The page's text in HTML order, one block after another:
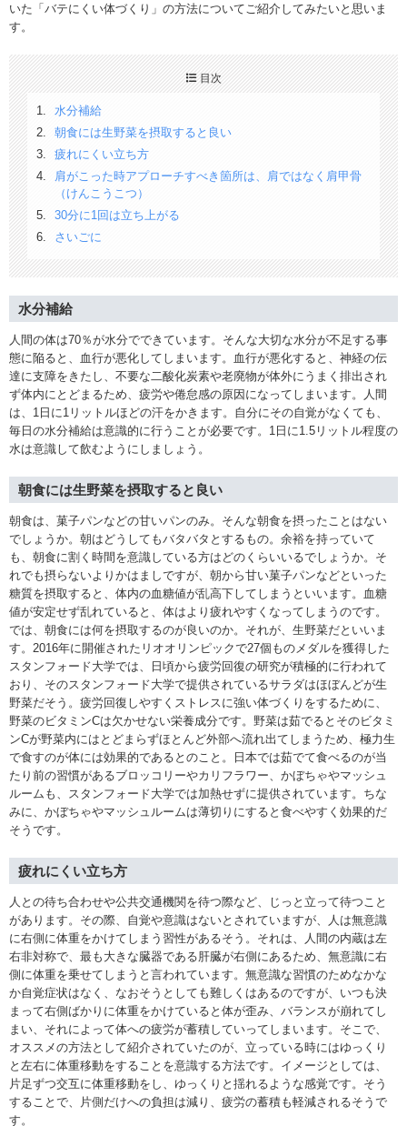
いた「バテにくい体づくり」の方法についてご紹介してみたいと思いま
す。
目次
水分補給
朝食には生野菜を摂取すると良い
疲れにくい立ち方
肩がこった時アプローチすべき箇所は、肩ではなく肩甲骨
（けんこうこつ）
30分に1回は立ち上がる
さいごに
水分補給
人間の体は70％が水分でできています。そんな大切な水分が不足する事
態に陥ると、血行が悪化してしまいます。血行が悪化すると、神経の伝
達に支障をきたし、不要な二酸化炭素や老廃物が体外にうまく排出され
ず体内にとどまるため、疲労や倦怠感の原因になってしまいます。人間
は、1日に1リットルほどの汗をかきます。自分にその自覚がなくても、
毎日の水分補給は意識的に行うことが必要です。1日に1.5リットル程度の
水は意識して飲むようにしましょう。
朝食には生野菜を摂取すると良い
朝食は、菓子パンなどの甘いパンのみ。そんな朝食を摂ったことはない
でしょうか。朝はどうしてもバタバタとするもの。余裕を持っていて
も、朝食に割く時間を意識している方はどのくらいいるでしょうか。そ
れでも摂らないよりかはましですが、朝から甘い菓子パンなどといった
糖質を摂取すると、体内の血糖値が乱高下してしまうといいます。血糖
値が安定せず乱れていると、体はより疲れやすくなってしまうのです。
では、朝食には何を摂取するのが良いのか。それが、生野菜だといいま
す。2016年に開催されたリオオリンピックで27個ものメダルを獲得した
スタンフォード大学では、日頃から疲労回復の研究が積極的に行われて
おり、そのスタンフォード大学で提供されているサラダはほぼんどが生
野菜だそう。疲労回復しやすくストレスに強い体づくりをするために、
野菜のビタミンCは欠かせない栄養成分です。野菜は茹でるとそのビタミ
ンCが野菜内にはとどまらずほとんど外部へ流れ出てしまうため、極力生
で食すのが体には効果的であるとのこと。日本では茹でて食べるのが当
たり前の習慣があるブロッコリーやカリフラワー、かぼちゃやマッシュ
ルームも、スタンフォード大学では加熱せずに提供されています。ちな
みに、かぼちゃやマッシュルームは薄切りにすると食べやすく効果的だ
そうです。
疲れにくい立ち方
人との待ち合わせや公共交通機関を待つ際など、じっと立って待つこと
があります。その際、自覚や意識はないとされていますが、人は無意識
に右側に体重をかけてしまう習性があるそう。それは、人間の内蔵は左
右非対称で、最も大きな臓器である肝臓が右側にあるため、無意識に右
側に体重を乗せてしまうと言われています。無意識な習慣のためなかな
か自覚症状はなく、なおそうとしても難しくはあるのですが、いつも決
まって右側ばかりに体重をかけていると体が歪み、バランスが崩れてし
まい、それによって体への疲労が蓄積していってしまいます。そこで、
オススメの方法として紹介されていたのが、立っている時にはゆっくり
と左右に体重移動をすることを意識する方法です。イメージとしては、
片足ずつ交互に体重移動をし、ゆっくりと揺れるような感覚です。そう
することで、片側だけへの負担は減り、疲労の蓄積も軽減されるそうで
す。